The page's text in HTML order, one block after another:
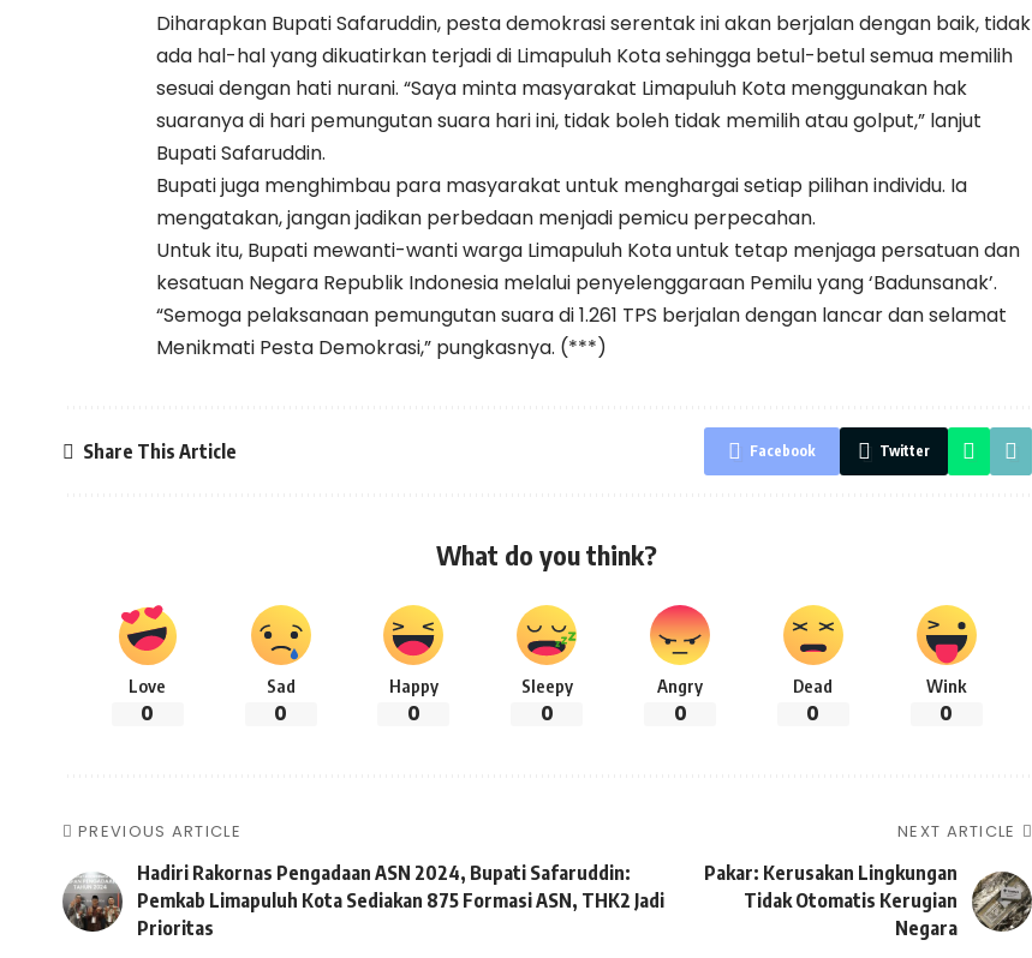
Diharapkan Bupati Safaruddin, pesta demokrasi serentak ini akan berjalan dengan baik, tidak
ada hal-hal yang dikuatirkan terjadi di Limapuluh Kota sehingga betul-betul semua memilih
sesuai dengan hati nurani. “Saya minta masyarakat Limapuluh Kota menggunakan hak
suaranya di hari pemungutan suara hari ini, tidak boleh tidak memilih atau golput,” lanjut
Bupati Safaruddin.
Bupati juga menghimbau para masyarakat untuk menghargai setiap pilihan individu. Ia
mengatakan, jangan jadikan perbedaan menjadi pemicu perpecahan.
Untuk itu, Bupati mewanti-wanti warga Limapuluh Kota untuk tetap menjaga persatuan dan
kesatuan Negara Republik Indonesia melalui penyelenggaraan Pemilu yang ‘Badunsanak’.
“Semoga pelaksanaan pemungutan suara di 1.261 TPS berjalan dengan lancar dan selamat
Menikmati Pesta Demokrasi,” pungkasnya. (***)
Share This Article Facebook Twitter
What do you think?
Love
0
Sad
0
Happy
0
Sleepy
0
Angry
0
Dead
0
Wink
0
PREVIOUS ARTICLE
Hadiri Rakornas Pengadaan ASN 2024, Bupati Safaruddin:
Pemkab Limapuluh Kota Sediakan 875 Formasi ASN, THK2 Jadi
Prioritas
NEXT ARTICLE
Pakar: Kerusakan Lingkungan
Tidak Otomatis Kerugian
Negara